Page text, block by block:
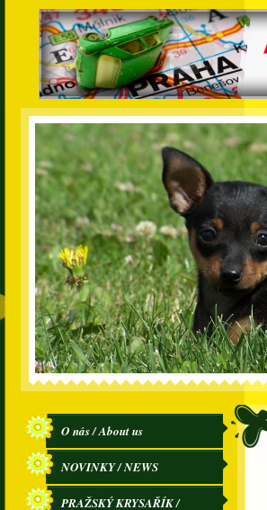
O nás / About us
NOVINKY / NEWS
PRAŽSKÝ KRYSAŘÍK /